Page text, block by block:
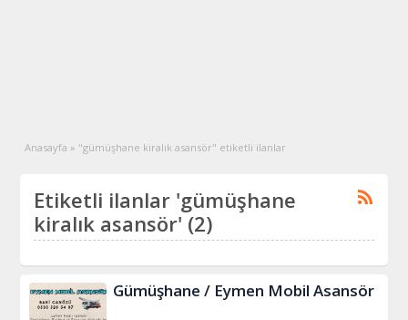
Anasayfa » "gümüşhane kiralık asansör" etiketli ilanlar
Etiketli ilanlar 'gümüşhane
kiralık asansör' (2)
Gümüşhane / Eymen Mobil Asansör